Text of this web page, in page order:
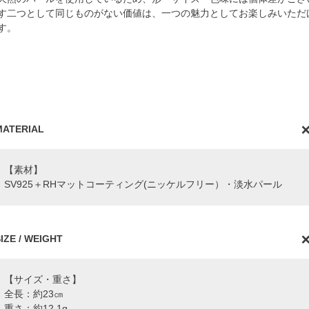
二つとして同じものがない価値は、一つの魅力としてお楽しみいただ
。
【素材】
SV925＋RHマットコーティング(ニッケルフリー）・淡水パール
/ WEIGHT
【サイズ・重さ】
全長：約23㎝